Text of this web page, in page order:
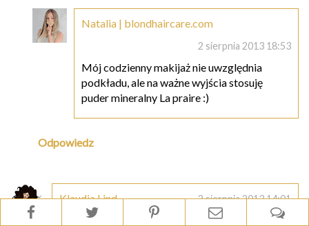
Natalia | blondhaircare.com
2 sierpnia 2013 18:53
Mój codzienny makijaż nie uwzględnia
podkładu, ale na ważne wyjścia stosuję
puder mineralny La praire :)
Odpowiedz
Klaudia Lind 2 sierpnia 2013 14:01
Cudowne Włosy! Uwielbiam takie zdjęcia w